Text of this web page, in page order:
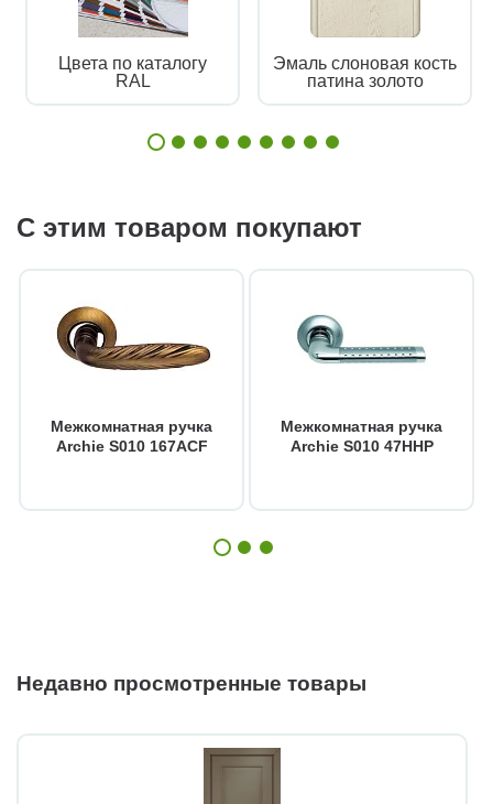
Цвета по каталогу
RAL
Эмаль слоновая кость
патина золото
С этим товаром покупают
Межкомнатная ручка
Archie S010 167ACF
Межкомнатная ручка
Archie S010 47HHP
Недавно просмотренные товары